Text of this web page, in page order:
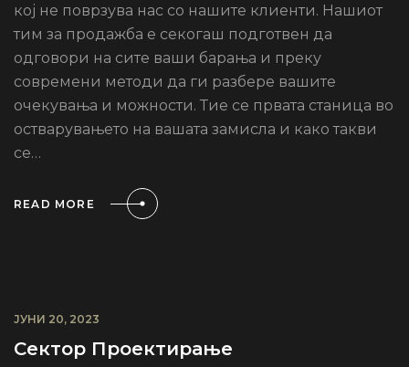
кој не поврзува нас со нашите клиенти. Нашиот
тим за продажба е секогаш подготвен да
одговори на сите ваши барања и преку
современи методи да ги разбере вашите
очекувања и можности. Тие се првата станица во
остварувањето на вашата замисла и како такви
се…
READ MORE
ЈУНИ 20, 2023
Сектор Проектирање